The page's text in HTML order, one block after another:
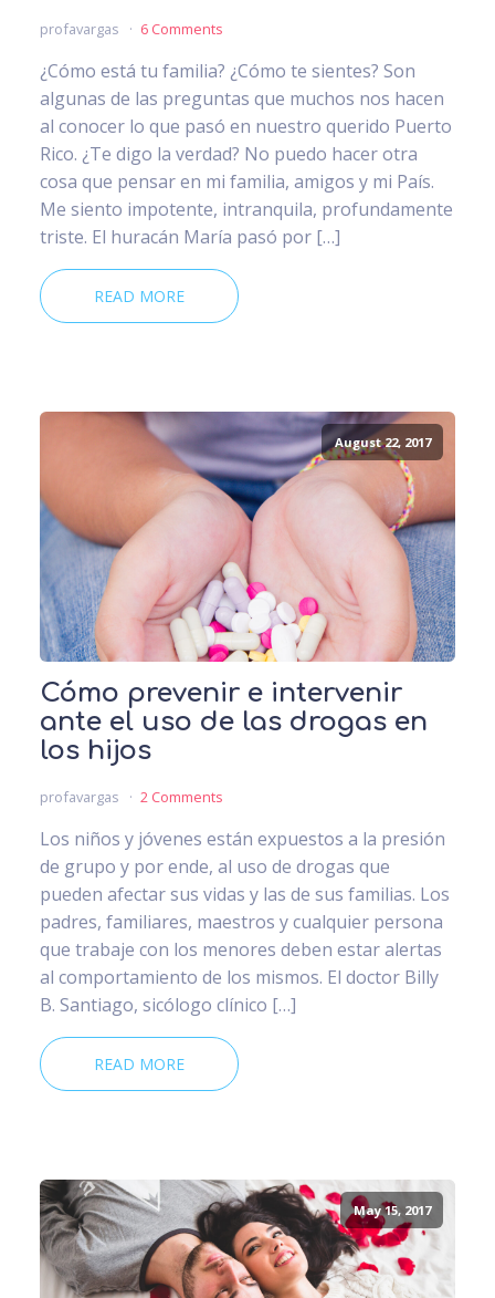
profavargas 6 Comments
¿Cómo está tu familia? ¿Cómo te sientes? Son
algunas de las preguntas que muchos nos hacen
al conocer lo que pasó en nuestro querido Puerto
Rico. ¿Te digo la verdad? No puedo hacer otra
cosa que pensar en mi familia, amigos y mi País.
Me siento impotente, intranquila, profundamente
triste. El huracán María pasó por […]
READ MORE
August 22, 2017
Cómo prevenir e intervenir
ante el uso de las drogas en
los hijos
profavargas 2 Comments
Los niños y jóvenes están expuestos a la presión
de grupo y por ende, al uso de drogas que
pueden afectar sus vidas y las de sus familias. Los
padres, familiares, maestros y cualquier persona
que trabaje con los menores deben estar alertas
al comportamiento de los mismos. El doctor Billy
B. Santiago, sicólogo clínico […]
READ MORE
May 15, 2017